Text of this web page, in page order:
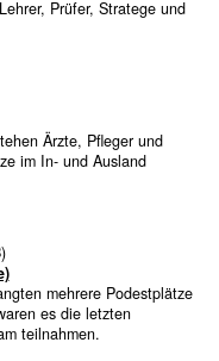
Prüfer, Stratege und
Ärzte, Pfleger und
im In- und Ausland
mehrere Podestplätze
es die letzten
teilnahmen.